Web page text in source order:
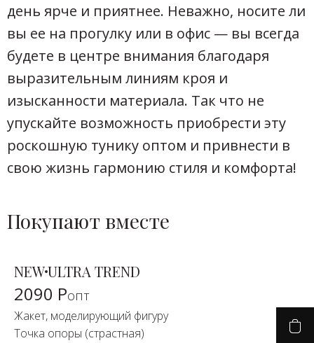
день ярче и приятнее. Неважно, носите ли
вы ее на прогулку или в офис — вы всегда
будете в центре внимания благодаря
выразительным линиям кроя и
изысканности материала. Так что не
упускайте возможность приобрести эту
роскошную тунику оптом и привнести в
свою жизнь гармонию стиля и комфорта!
Покупают вместе
NEWULTRA TREND
2090 Ропт
Жакет, моделирующий фигуру
Точка опоры (страстная)